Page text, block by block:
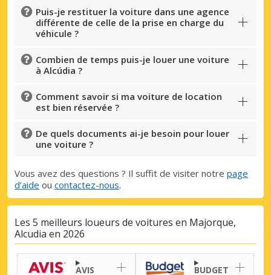
Puis-je restituer la voiture dans une agence
différente de celle de la prise en charge du
véhicule ?
Combien de temps puis-je louer une voiture
à Alcúdia ?
Comment savoir si ma voiture de location
est bien réservée ?
De quels documents ai-je besoin pour louer
une voiture ?
Vous avez des questions ? Il suffit de visiter notre page
d’aide ou contactez-nous.
Les 5 meilleurs loueurs de voitures en Majorque,
Alcudia en 2026
AVIS BUDGET